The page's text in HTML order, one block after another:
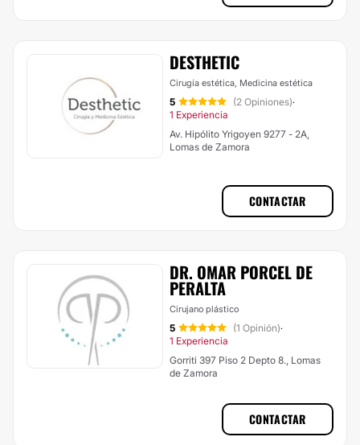
DESTHETIC
Cirugía estética, Medicina estética
5 (2 Opiniones)·
1 Experiencia
Av. Hipólito Yrigoyen 9277 - 2A,
Lomas de Zamora
CONTACTAR
DR. OMAR PORCEL DE
PERALTA
Cirujano plástico
5 (1 Opinión)·
1 Experiencia
Gorriti 397 Piso 2 Depto 8., Lomas
de Zamora
CONTACTAR